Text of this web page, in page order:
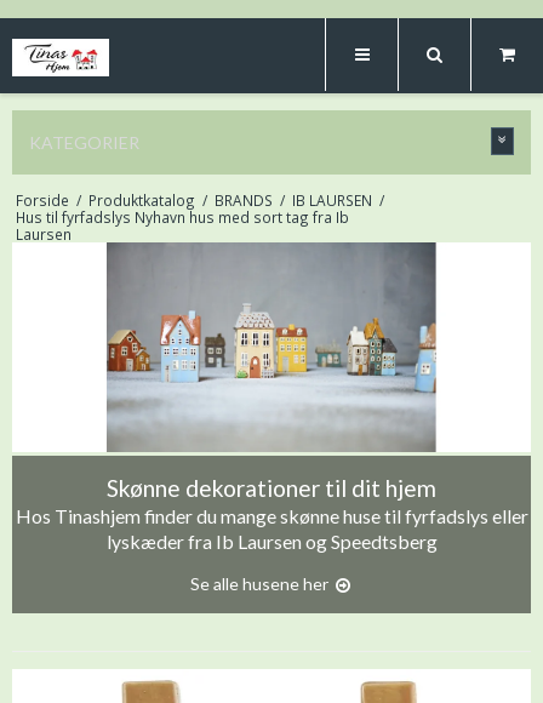
KATEGORIER
Forside / Produktkatalog / BRANDS / IB LAURSEN /
Hus til fyrfadslys Nyhavn hus med sort tag fra Ib
Laursen
Skønne dekorationer til dit hjem
Hos Tinashjem finder du mange skønne huse til fyrfadslys eller
lyskæder fra Ib Laursen og Speedtsberg
Se alle husene her